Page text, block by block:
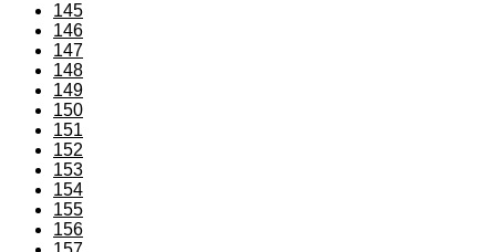
145
146
147
148
149
150
151
152
153
154
155
156